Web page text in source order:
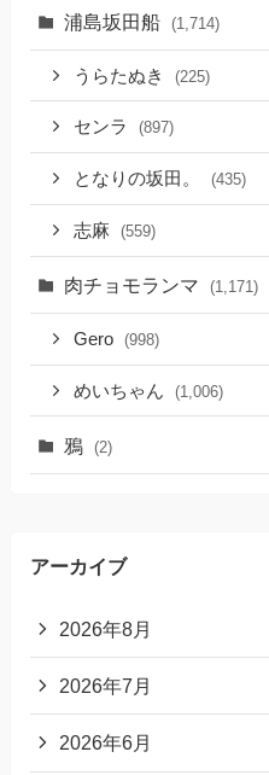
浦島坂田船 (1,714)
うらたぬき (225)
センラ (897)
となりの坂田。 (435)
志麻 (559)
肉チョモランマ (1,171)
Gero (998)
めいちゃん (1,006)
鴉 (2)
アーカイブ
2026年8月
2026年7月
2026年6月